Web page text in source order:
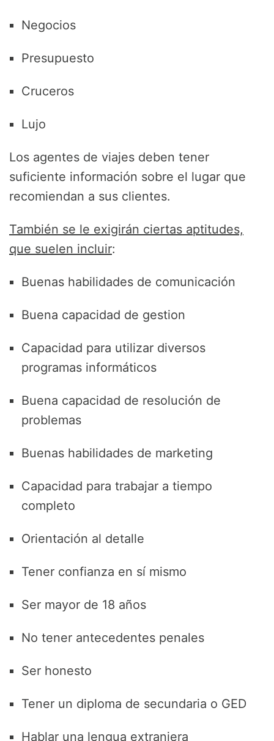
Negocios
Presupuesto
Cruceros
Lujo
Los agentes de viajes deben tener
suficiente información sobre el lugar que
recomiendan a sus clientes.
También se le exigirán ciertas aptitudes,
que suelen incluir:
Buenas habilidades de comunicación
Buena capacidad de gestion
Capacidad para utilizar diversos
programas informáticos
Buena capacidad de resolución de
problemas
Buenas habilidades de marketing
Capacidad para trabajar a tiempo
completo
Orientación al detalle
Tener confianza en sí mismo
Ser mayor de 18 años
No tener antecedentes penales
Ser honesto
Tener un diploma de secundaria o GED
Hablar una lengua extranjera